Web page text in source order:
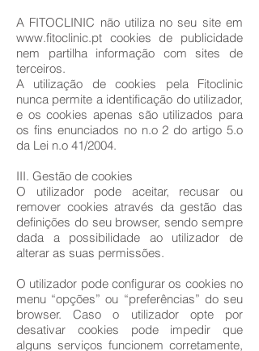
A FITOCLINIC não utiliza no seu site em
www.fitoclinic.pt cookies de publicidade
nem partilha informação com sites de
terceiros.
A utilização de cookies pela Fitoclinic
nunca permite a identificação do utilizador,
e os cookies apenas são utilizados para
os fins enunciados no n.o 2 do artigo 5.o
da Lei n.o 41/2004.
III. Gestão de cookies
O utilizador pode aceitar, recusar ou
remover cookies através da gestão das
definições do seu browser, sendo sempre
dada a possibilidade ao utilizador de
alterar as suas permissões.
O utilizador pode configurar os cookies no
menu “opções” ou “preferências” do seu
browser. Caso o utilizador opte por
desativar cookies pode impedir que
alguns serviços funcionem corretamente,